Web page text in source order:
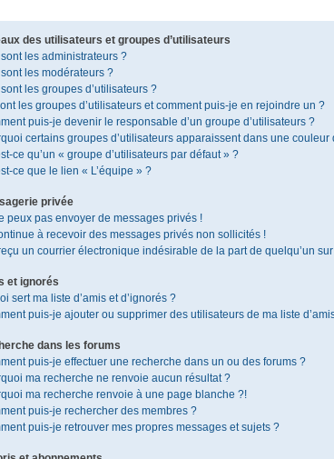
des utilisateurs et groupes d’utilisateurs
les administrateurs ?
les modérateurs ?
les groupes d’utilisateurs ?
les groupes d’utilisateurs et comment puis-je en rejoindre un ?
puis-je devenir le responsable d’un groupe d’utilisateurs ?
certains groupes d’utilisateurs apparaissent dans une couleur
ce qu’un « groupe d’utilisateurs par défaut » ?
ce que le lien « L’équipe » ?
privée
peux pas envoyer de messages privés !
à recevoir des messages privés non sollicités !
un courrier électronique indésirable de la part de quelqu’un
et ignorés
sert ma liste d’amis et d’ignorés ?
puis-je ajouter ou supprimer des utilisateurs de ma liste
dans les forums
puis-je effectuer une recherche dans un ou des forums ?
ma recherche ne renvoie aucun résultat ?
ma recherche renvoie à une page blanche ?!
puis-je rechercher des membres ?
puis-je retrouver mes propres messages et sujets ?